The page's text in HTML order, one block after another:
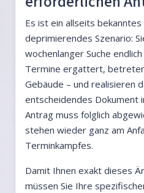
Es ist ein allseits
deprimierendes Szenario:
wochenlanger Suche
Termine ergattert,
Gebäude – und realisieren
entscheidendes Dokument
Antrag muss folglich
stehen wieder ganz am
Terminkampfes.
Damit Ihnen exakt dieses
müssen Sie Ihre